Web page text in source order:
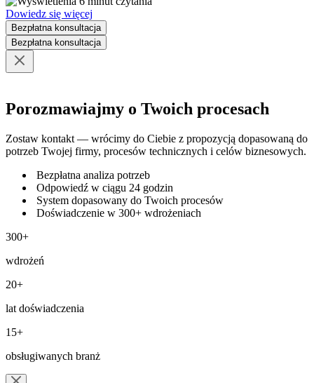
Dowiedz się więcej
Bezpłatna konsultacja
Bezpłatna konsultacja
Porozmawiajmy o Twoich procesach
Zostaw kontakt — wrócimy do Ciebie z propozycją dopasowaną do
potrzeb Twojej firmy, procesów technicznych i celów biznesowych.
Bezpłatna analiza potrzeb
Odpowiedź w ciągu 24 godzin
System dopasowany do Twoich procesów
Doświadczenie w 300+ wdrożeniach
300+
wdrożeń
20+
lat doświadczenia
15+
obsługiwanych branż